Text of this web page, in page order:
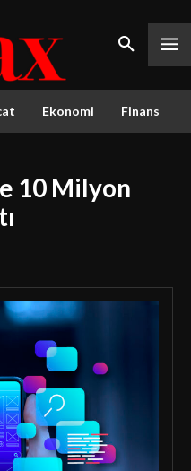
Ekonomi Finans
10 Milyon